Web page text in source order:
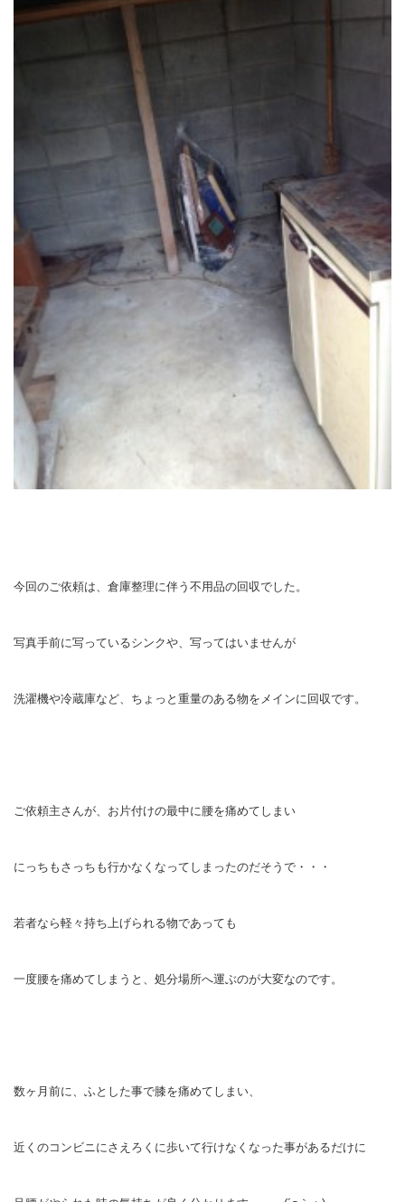
今回のご依頼は、倉庫整理に伴う不用品の回収でした。
写真手前に写っているシンクや、写ってはいませんが
洗濯機や冷蔵庫など、ちょっと重量のある物をメインに回収です。
ご依頼主さんが、お片付けの最中に腰を痛めてしまい
にっちもさっちも行かなくなってしまったのだそうで・・・
若者なら軽々持ち上げられる物であっても
一度腰を痛めてしまうと、処分場所へ運ぶのが大変なのです。
数ヶ月前に、ふとした事で膝を痛めてしまい、
近くのコンビニにさえろくに歩いて行けなくなった事があるだけに